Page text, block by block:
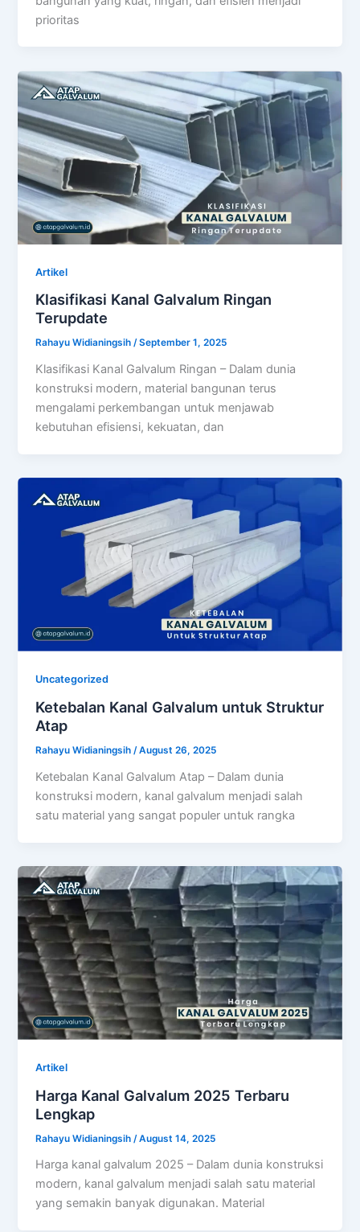
prioritas
Artikel
Klasifikasi Kanal Galvalum Ringan
Terupdate
Rahayu Widianingsih/September 1, 2025
Klasifikasi Kanal Galvalum Ringan – Dalam dunia
konstruksi modern, material bangunan terus
mengalami perkembangan untuk menjawab
kebutuhan efisiensi, kekuatan, dan
Uncategorized
Ketebalan Kanal Galvalum untuk Struktur
Atap
Rahayu Widianingsih/August 26, 2025
Ketebalan Kanal Galvalum Atap – Dalam dunia
konstruksi modern, kanal galvalum menjadi salah
satu material yang sangat populer untuk rangka
Artikel
Harga Kanal Galvalum 2025 Terbaru
Lengkap
Rahayu Widianingsih /August 14, 2025
Harga kanal galvalum 2025 – Dalam dunia konstruksi
modern, kanal galvalum menjadi salah satu material
yang semakin banyak digunakan. Material